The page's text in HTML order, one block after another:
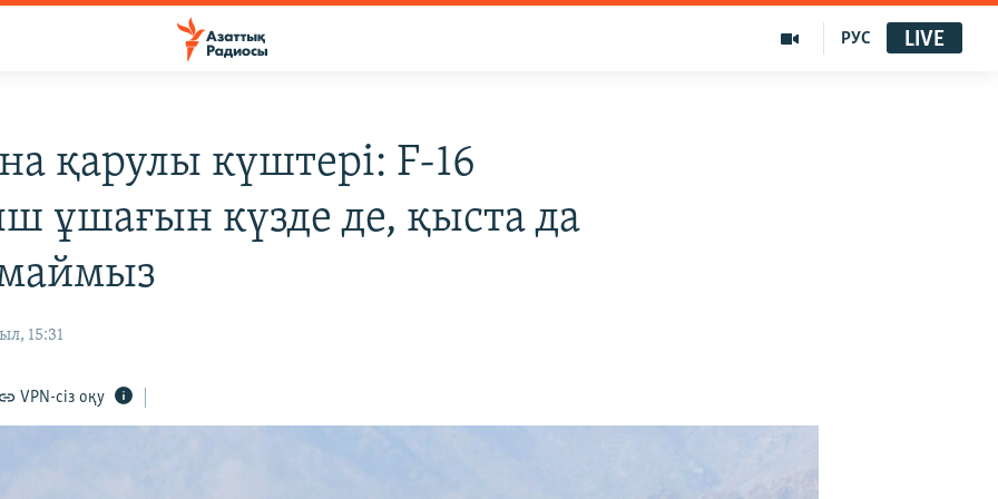
РУС LIVE
қарулы күштері: F-16
ұшағын күзде де, қыста да
15:31
VPN-сіз оқу